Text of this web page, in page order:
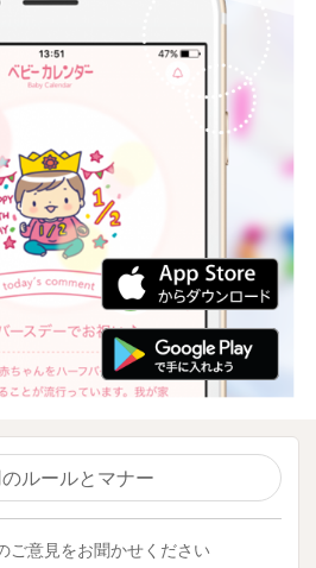
ルールとマナー
ご意見をお聞かせください